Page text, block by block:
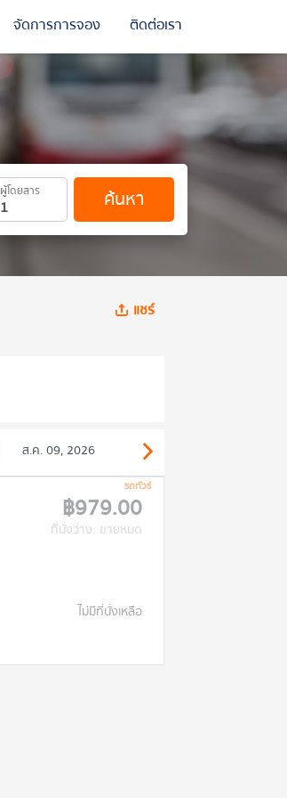
ผู้โดยสาร ค้นหา
จัดการการจอง ติดต่อเรา
แชร์
ส.ค. 09, 2026
รถทัวร์
฿979.00
ที่นั่งว่าง: ขายหมด
ไม่มีที่นั่งเหลือ